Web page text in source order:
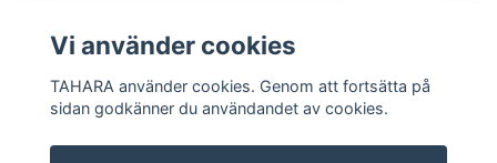
Vi använder cookies
TAHARA använder cookies. Genom att fortsätta på
sidan godkänner du användandet av cookies.